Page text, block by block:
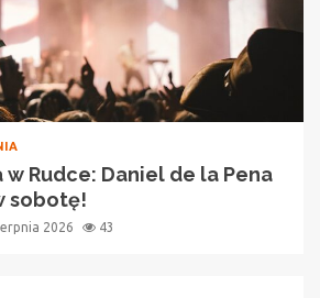
Rudce: Daniel de la Pena
sobotę!
2026 43